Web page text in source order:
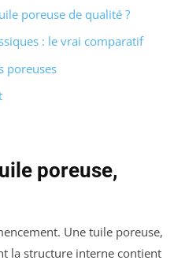
poreuse de qualité ?
: le vrai comparatif
poreuses
poreuse,
Une tuile poreuse,
la structure interne contient